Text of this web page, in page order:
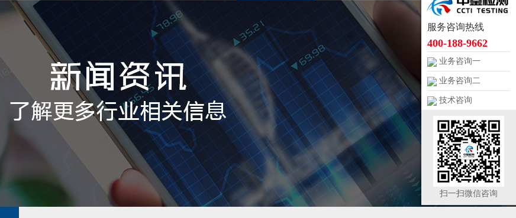
服务咨询热线
400-188-9662
业务咨询一
业务咨询二
技术咨询
扫一扫微信咨询